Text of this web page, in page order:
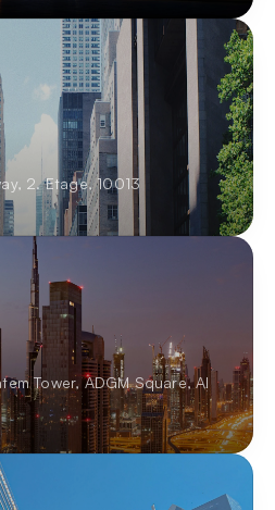
2. Etage, 10013
Tower, ADGM Square, Al